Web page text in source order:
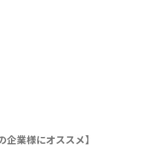
企業様にオススメ】